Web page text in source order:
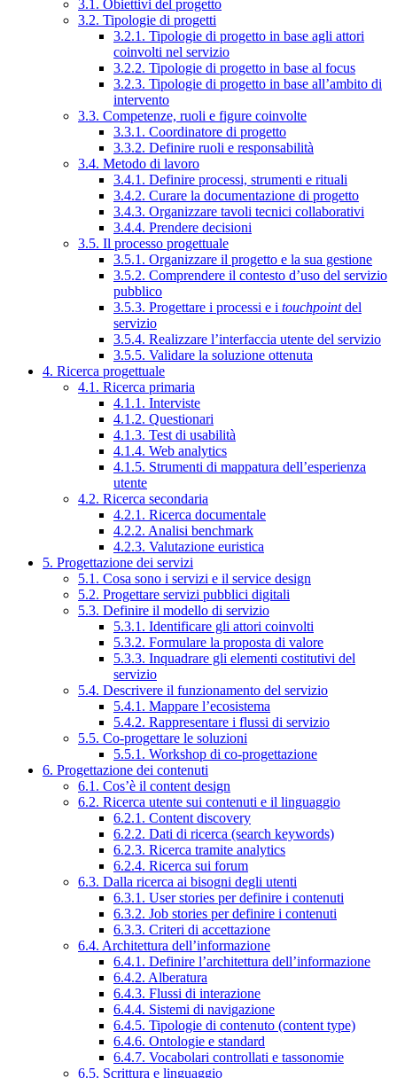
3.1. Obiettivi del progetto
3.2. Tipologie di progetti
3.2.1. Tipologie di progetto in base agli attori
coinvolti nel servizio
3.2.2. Tipologie di progetto in base al focus
3.2.3. Tipologie di progetto in base all’ambito di
intervento
3.3. Competenze, ruoli e figure coinvolte
3.3.1. Coordinatore di progetto
3.3.2. Definire ruoli e responsabilità
3.4. Metodo di lavoro
3.4.1. Definire processi, strumenti e rituali
3.4.2. Curare la documentazione di progetto
3.4.3. Organizzare tavoli tecnici collaborativi
3.4.4. Prendere decisioni
3.5. Il processo progettuale
3.5.1. Organizzare il progetto e la sua gestione
3.5.2. Comprendere il contesto d’uso del servizio
pubblico
3.5.3. Progettare i processi e i touchpointdel
servizio
3.5.4. Realizzare l’interfaccia utente del servizio
3.5.5. Validare la soluzione ottenuta
4. Ricerca progettuale
4.1. Ricerca primaria
4.1.1. Interviste
4.1.2. Questionari
4.1.3. Test di usabilità
4.1.4. Web analytics
4.1.5. Strumenti di mappatura dell’esperienza
utente
4.2. Ricerca secondaria
4.2.1. Ricerca documentale
4.2.2. Analisi benchmark
4.2.3. Valutazione euristica
5. Progettazione dei servizi
5.1. Cosa sono i servizi e il service design
5.2. Progettare servizi pubblici digitali
5.3. Definire il modello di servizio
5.3.1. Identificare gli attori coinvolti
5.3.2. Formulare la proposta di valore
5.3.3. Inquadrare gli elementi costitutivi del
servizio
5.4. Descrivere il funzionamento del servizio
5.4.1. Mappare l’ecosistema
5.4.2. Rappresentare i flussi di servizio
5.5. Co-progettare le soluzioni
5.5.1. Workshop di co-progettazione
6. Progettazione dei contenuti
6.1. Cos’è il content design
6.2. Ricerca utente sui contenuti e il linguaggio
6.2.1. Content discovery
6.2.2. Dati di ricerca (search keywords)
6.2.3. Ricerca tramite analytics
6.2.4. Ricerca sui forum
6.3. Dalla ricerca ai bisogni degli utenti
6.3.1. User stories per definire i contenuti
6.3.2. Job stories per definire i contenuti
6.3.3. Criteri di accettazione
6.4. Architettura dell’informazione
6.4.1. Definire l’architettura dell’informazione
6.4.2. Alberatura
6.4.3. Flussi di interazione
6.4.4. Sistemi di navigazione
6.4.5. Tipologie di contenuto (content type)
6.4.6. Ontologie e standard
6.4.7. Vocabolari controllati e tassonomie
6.5. Scrittura e linguaggio